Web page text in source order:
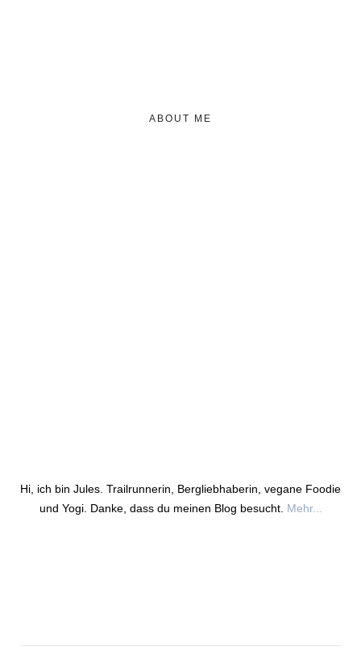
ABOUT ME
Hi, ich bin Jules. Trailrunnerin, Bergliebhaberin, vegane Foodie
und Yogi. Danke, dass du meinen Blog besucht. Mehr...